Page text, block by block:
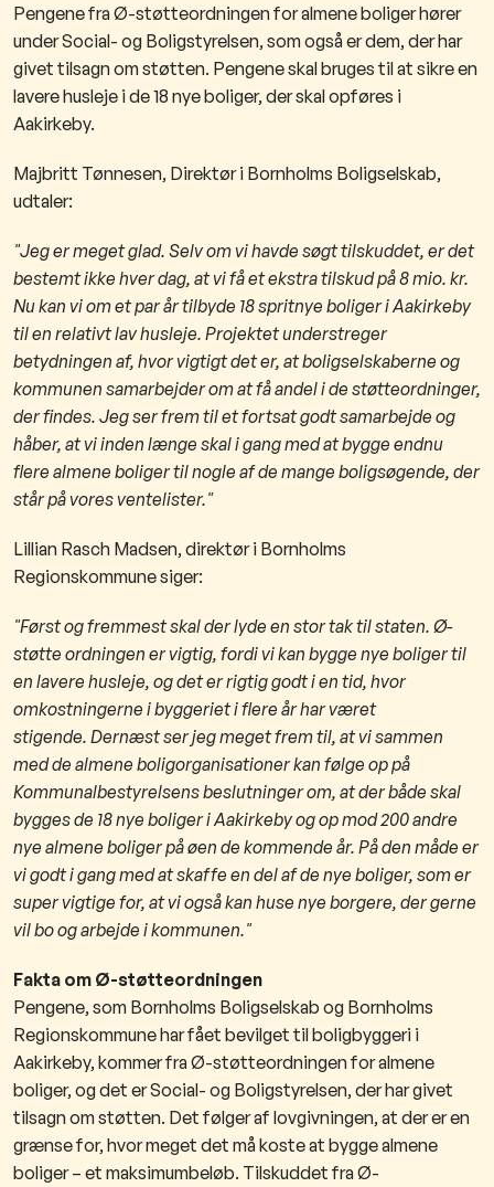
Pengene fra Ø-støtteordningen for almene boliger hører
under Social- og Boligstyrelsen, som også er dem, der har
givet tilsagn om støtten. Pengene skal bruges til at sikre en
lavere husleje i de 18 nye boliger, der skal opføres i
Aakirkeby.
Majbritt Tønnesen, Direktør i Bornholms Boligselskab,
udtaler:
"Jeg er meget glad. Selv om vi havde søgt tilskuddet, er det
bestemt ikke hver dag, at vi få et ekstra tilskud på 8 mio. kr.
Nu kan vi om et par år tilbyde 18 spritnye boliger i Aakirkeby
til en relativt lav husleje. Projektet understreger
betydningen af, hvor vigtigt det er, at boligselskaberne og
kommunen samarbejder om at få andel i de støtteordninger,
der findes. Jeg ser frem til et fortsat godt samarbejde og
håber, at vi inden længe skal i gang med at bygge endnu
flere almene boliger til nogle af de mange boligsøgende, der
står på vores ventelister."
Lillian Rasch Madsen, direktør i Bornholms
Regionskommune siger:
"Først og fremmest skal der lyde en stor tak til staten. Ø-
støtte ordningen er vigtig, fordi vi kan bygge nye boliger til
en lavere husleje, og det er rigtig godt i en tid, hvor
omkostningerne i byggeriet i flere år har været
stigende. Dernæst ser jeg meget frem til, at vi sammen
med de almene boligorganisationer kan følge op på
Kommunalbestyrelsens beslutninger om, at der både skal
bygges de 18 nye boliger i Aakirkeby og op mod 200 andre
nye almene boliger på øen de kommende år. På den måde er
vi godt i gang med at skaffe en del af de nye boliger, som er
super vigtige for, at vi også kan huse nye borgere, der gerne
vil bo og arbejde i kommunen."
Fakta om Ø-støtteordningen
Pengene, som Bornholms Boligselskab og Bornholms
Regionskommune har fået bevilget til boligbyggeri i
Aakirkeby, kommer fra Ø-støtteordningen for almene
boliger, og det er Social- og Boligstyrelsen, der har givet
tilsagn om støtten. Det følger af lovgivningen, at der er en
grænse for, hvor meget det må koste at bygge almene
boliger – et maksimumbeløb. Tilskuddet fra Ø-